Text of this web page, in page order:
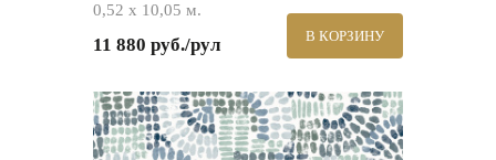
0,52 х 10,05 м.
11 880 руб./рул В КОРЗИНУ